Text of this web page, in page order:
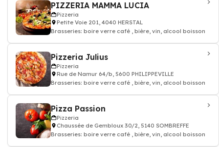
PIZZERIA MAMMA LUCIA
Pizzeria
Petite Voie 201, 4040 HERSTAL
Brasseries: boire verre café , bière, vin, alcool boisson
Pizzeria Julius
Pizzeria
Rue de Namur 64/b, 5600 PHILIPPEVILLE
Brasseries: boire verre café , bière, vin, alcool boisson
Pizza Passion
Pizzeria
Chaussée de Gembloux 30/2, 5140 SOMBREFFE
Brasseries: boire verre café , bière, vin, alcool boisson